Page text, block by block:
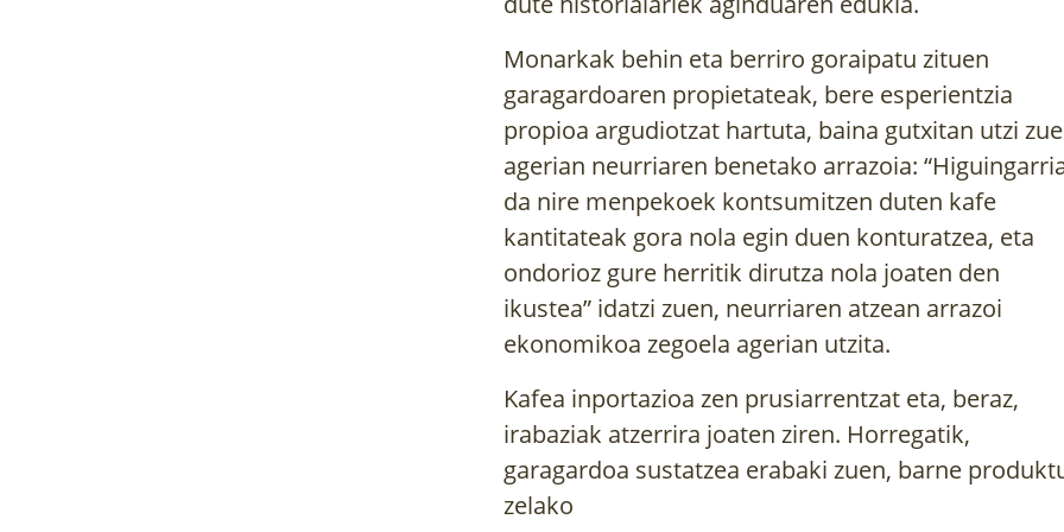
Monarkak behin eta berriro goraipatu zituen
garagardoaren propietateak, bere esperientzia
propioa argudiotzat hartuta, baina gutxitan utzi
agerian neurriaren benetako arrazoia:
da nire menpekoek kontsumitzen duten kafe
kantitateak gora nola egin duen konturatzea, eta
ondorioz gure herritik dirutza nola joaten den
ikustea” idatzi zuen, neurriaren atzean arrazoi
ekonomikoa zegoela agerian utzita.
Kafea inportazioa zen prusiarrentzat eta, beraz,
irabaziak atzerrira joaten ziren. Horregatik,
garagardoa sustatzea erabaki zuen, barne
zelako
BIZITZA BATEN ZUHAITZAK ETA
ARBOLAK EUSKAL
ILARGIA ETA
LANDAREAK